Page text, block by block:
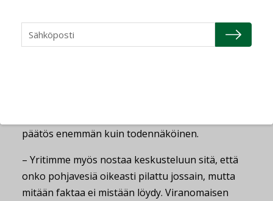
oikeus. Tietoa porausmenetelmästä pitäisi jakaa
ja vahinkotapauksia tulisi tutkia tilastollisesti.
päätös enemmän kuin todennäköinen.
– Yritimme myös nostaa keskusteluun sitä, että
onko pohjavesiä oikeasti pilattu jossain, mutta
mitään faktaa ei mistään löydy. Viranomaisen